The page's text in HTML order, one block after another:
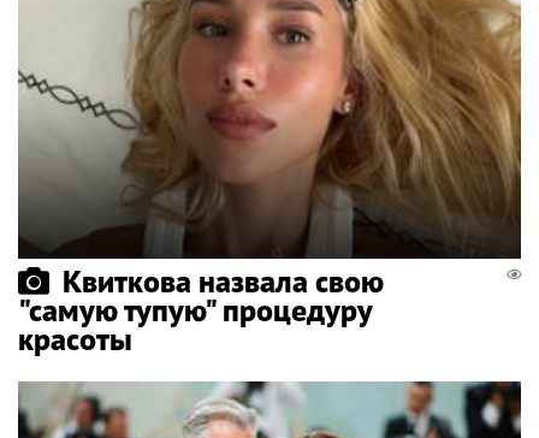
Квиткова назвала свою
"самую тупую" процедуру
красоты